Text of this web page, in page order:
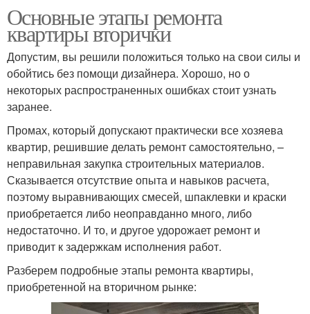
Основные этапы ремонта
квартиры вторички
Допустим, вы решили положиться только на свои силы и
обойтись без помощи дизайнера. Хорошо, но о
некоторых распространенных ошибках стоит узнать
заранее.
Промах, который допускают практически все хозяева
квартир, решившие делать ремонт самостоятельно, –
неправильная закупка строительных материалов.
Сказывается отсутствие опыта и навыков расчета,
поэтому выравнивающих смесей, шпаклевки и краски
приобретается либо неоправданно много, либо
недостаточно. И то, и другое удорожает ремонт и
приводит к задержкам исполнения работ.
Разберем подробные этапы ремонта квартиры,
приобретенной на вторичном рынке: